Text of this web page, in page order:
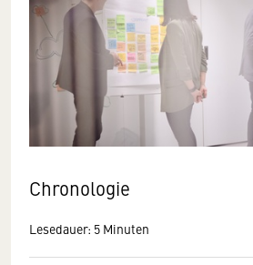
Chronologie
Lesedauer: 5 Minuten